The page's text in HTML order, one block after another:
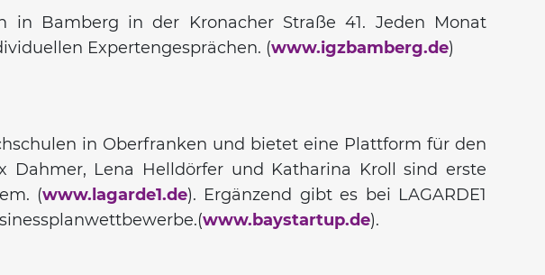
Bamberg in der Kronacher Straße 41. Jeden Monat
Expertengesprächen. (www.igzbamberg.de)
in Oberfranken und bietet eine Plattform für den
Dahmer, Lena Helldörfer und Katharina Kroll sind erste
(www.lagarde1.de). Ergänzend gibt es bei LAGARDE1
www.baystartup.de).